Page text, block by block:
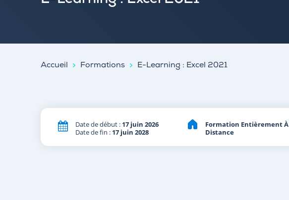
Accueil Formations E-Learning : Excel 2021
Date de début : 17 juin 2026
Date de fin : 17 juin 2028
Formation Entièrement À
Distance